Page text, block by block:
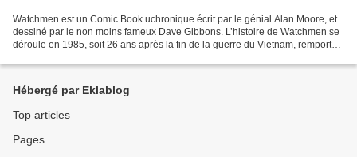
Watchmen est un Comic Book uchronique écrit par le génial Alan Moore, et
dessiné par le non moins fameux Dave Gibbons. L’histoire de Watchmen se
déroule en 1985, soit 26 ans après la fin de la guerre du Vietnam, remportée
Hébergé par Eklablog
Top articles
Pages